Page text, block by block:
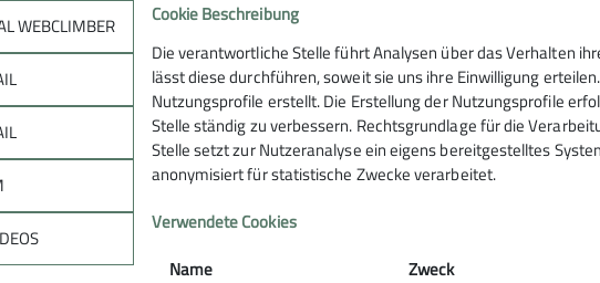
WEBCLIMBER
Cookie Beschreibung
Die verantwortliche Stelle führt Analysen über das Verhalten
lässt diese durchführen, soweit sie uns ihre Einwilligung
Nutzungsprofile erstellt. Die Erstellung der Nutzungsprofile
Stelle ständig zu verbessern. Rechtsgrundlage für die
Stelle setzt zur Nutzeranalyse ein eigens bereitgestelltes
anonymisiert für statistische Zwecke verarbeitet.
Verwendete Cookies
Name
Zweck